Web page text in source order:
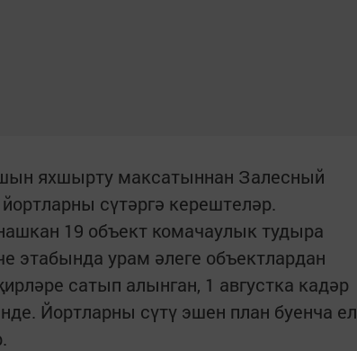
яхшырту максатыннан Залесный
сүтәргә керештеләр.
19 объект комачаулык тудыра
этабында урам әлеге объектлардан
сатып алынган, 1 августка кадәр
Йортларны сүтү эшен план буенча ел